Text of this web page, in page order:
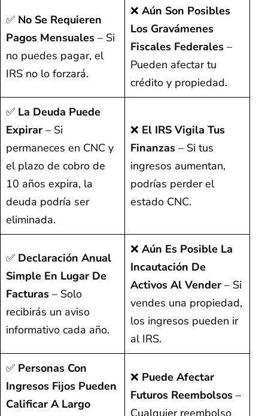
✅ No Se Requieren
Pagos Mensuales – Si
no puedes pagar, el
IRS no lo forzará.
❌ Aún Son Posibles
Los Gravámenes
Fiscales Federales –
Pueden afectar tu
crédito y propiedad.
✅ La Deuda Puede
Expirar – Si
permaneces en CNC y
el plazo de cobro de
10 años expira, la
deuda podría ser
eliminada.
❌ El IRS Vigila Tus
Finanzas – Si tus
ingresos aumentan,
podrías perder el
estado CNC.
✅ Declaración Anual
Simple En Lugar De
Facturas – Solo
recibirás un aviso
informativo cada año.
❌ Aún Es Posible La
Incautación De
Activos Al Vender – Si
vendes una propiedad,
los ingresos pueden ir
al IRS.
✅ Personas Con
Ingresos Fijos Pueden
Calificar A Largo
❌ Puede Afectar
Futuros Reembolsos –
Cualquier reembolso